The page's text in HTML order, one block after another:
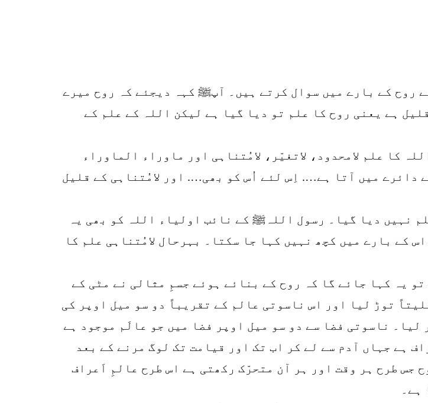
روح کے بارے میں سوال کرتے ہیں۔ آپﷺ کہہ دیجئے کہ روح میرے
ہے یعنی روح کا علم تو دیا گیا ہے لیکن اللہ کے علم کے
کا علم لامحدود، لاتغیّر، لامُتناہی اور ماوراء الماوراء
دائرے میں آتا ہے…. اِس لئے اُس کو بھی…. اور لامُتناہی کے قلیل
نہیں دیا گیا۔ رسول اللہﷺ کے نائب اولیاء اللہ کو بھی یہ
کے بارے میں کچھ نہیں کہا جا سکتا۔ بہرحال لامُتناہی علم کا
یہ کہا جائے گا کہ روح کے بنائے ہوئے جسمِ مثالی نے مٹی کے
توڑ لیا اور اس ناسوتی عالم کے تقریباً دو سو میل اوپر کی
ناسوتی فضا سے دو سو میل اوپر فضا میں جو عالَم موجود ہے
ہے جہاں آدم سے لے کر اب تک اور قیامت تک لوگ مرنے کے بعد
جس طرح ہر وقت اور ہر آن متحرّک رکھتی ہے اس طرح عالمِ اَعراف
ہے۔